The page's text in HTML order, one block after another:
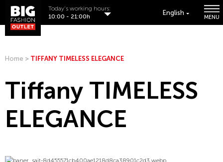
English
MENU
Today's working hours:
10:00 - 21:00h
Home > TIFFANY TIMELESS ELEGANCE
Tiffany TIMELESS
ELEGANCE